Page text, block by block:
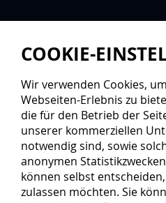
COOKIE-
Wir verwenden Cookies,
Webseiten-Erlebnis zu
die für den Betrieb der
unserer kommerziellen
notwendig sind, sowie
anonymen
können selbst
zulassen möchten. Sie